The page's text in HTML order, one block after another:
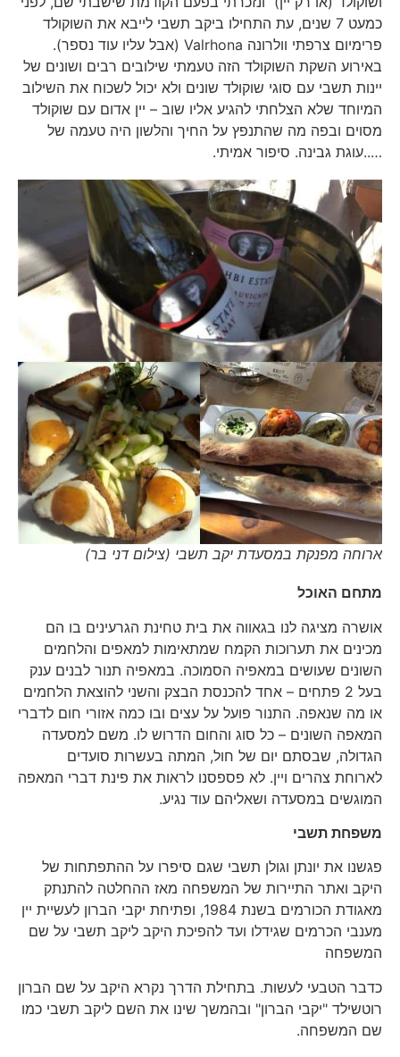
כמעט 7 שנים, עת התחילו ביקב תשבי לייבא את השוקולד
פרימיום צרפתי וולרונה Valrhona (אבל עליו עוד נספר).
באירוע השקת השוקולד הזה טעמתי שילובים רבים ושונים של
יינות תשבי עם סוגי שוקולד שונים ולא יכול לשכוח את השילוב
המיוחד שלא הצלחתי להגיע אליו שוב – יין אדום עם שוקולד
מסוים ובפה מה שהתנפץ על החיך והלשון היה טעמה של
…..עוגת גבינה. סיפור אמיתי.
ארוחה מפנקת במסעדת יקב תשבי (צילום דני בר)
מתחם האוכל
אושרה מציגה לנו בגאווה את בית טחינת הגרעינים בו הם
מכינים את תערוכות הקמח שמתאימות למאפים והלחמים
השונים שעושים במאפיה הסמוכה. במאפיה תנור לבנים ענק
בעל 2 פתחים – אחד להכנסת הבצק והשני להוצאת הלחמים
או מה שנאפה. התנור פועל על עצים ובו כמה אזורי חום לדברי
המאפה השונים – כל סוג והחום הדרוש לו. משם למסעדה
הגדולה, שבסתם יום של חול, המתה בעשרות סועדים
לארוחת צהרים ויין. לא פספסנו לראות את פינת דברי המאפה
המוגשים במסעדה ושאליהם עוד נגיע.
משפחת תשבי
פגשנו את יונתן וגולן תשבי שגם סיפרו על ההתפתחות של
היקב ואתר התיירות של המשפחה מאז ההחלטה להתנתק
מאגודת הכורמים בשנת 1984, ופתיחת יקבי הברון לעשיית יין
מענבי הכרמים שגידלו ועד להפיכת היקב ליקב תשבי על שם
המשפחה
כדבר הטבעי לעשות. בתחילת הדרך נקרא היקב על שם הברון
רוטשילד "יקבי הברון" ובהמשך שינו את השם ליקב תשבי כמו
שם המשפחה.